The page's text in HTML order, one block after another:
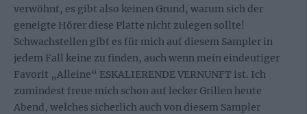
verwöhnt, es gibt also keinen Grund, warum sich der
geneigte Hörer diese Platte nicht zulegen sollte!
Schwachstellen gibt es für mich auf diesem Sampler in
jedem Fall keine zu finden, auch wenn mein eindeutiger
Favorit „Alleine“ ESKALIERENDE VERNUNFT ist. Ich
zumindest freue mich schon auf lecker Grillen heute
Abend, welches sicherlich auch von diesem Sampler